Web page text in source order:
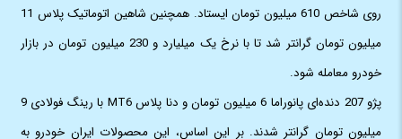
روی شاخص 610 میلیون تومان ایستاد. همچنین شاهین اتوماتیک پلاس 11
میلیون تومان گرانتر شد تا با نرخ یک میلیارد و 230 میلیون تومان در بازار
خودرو معامله شود.
پژو 207 دنده‌ای پانوراما 6 میلیون تومان و دنا پلاس MT6 با رینگ فولادی 9
میلیون تومان گرانتر شدند. بر این اساس، این محصولات ایران خودرو به